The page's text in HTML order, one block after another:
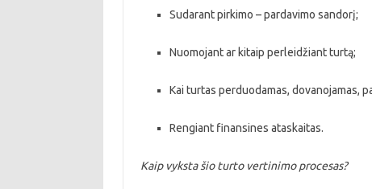
Sudarant pirkimo – pardavimo sandorį;
Nuomojant ar kitaip perleidžiant turtą;
Kai turtas perduodamas, dovanojamas,
Rengiant finansines ataskaitas.
Kaip vyksta šio turto vertinimo procesas?